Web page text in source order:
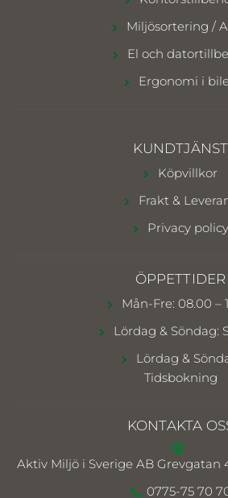
Miljösortering /
El och
Ergonomi i
KUNDTJÄNST
Köpvillkor
Frakt &
Privacy policy
ÖPPETTIDER
Mån-Fre: 08.00 –
Lördag & Söndag:
Lördag &
Tidsbokning
KONTAKTA
Aktiv Miljö i Sverige AB Grevgatan
0775-75 70